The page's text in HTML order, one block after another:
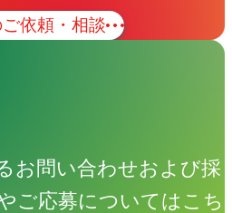
依頼・相談
お問い合わせおよび採
ご応募についてはこち